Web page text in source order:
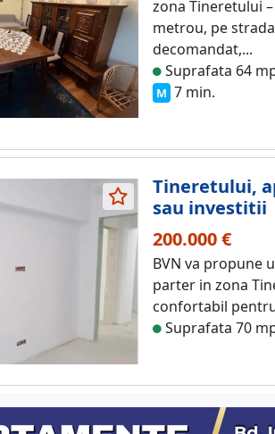
zona Tineretului
metrou, pe
decomandat,...
Suprafata 64
M 7 min.
Tineretului,
sau investitii
200.000 €
BVN va propune
parter in zona
confortabil
Suprafata 70